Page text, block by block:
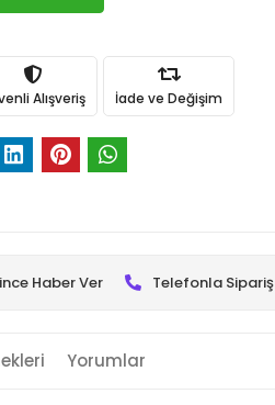
Alışveriş İade ve Değişim
Haber Ver Telefonla Sipariş
Yorumlar